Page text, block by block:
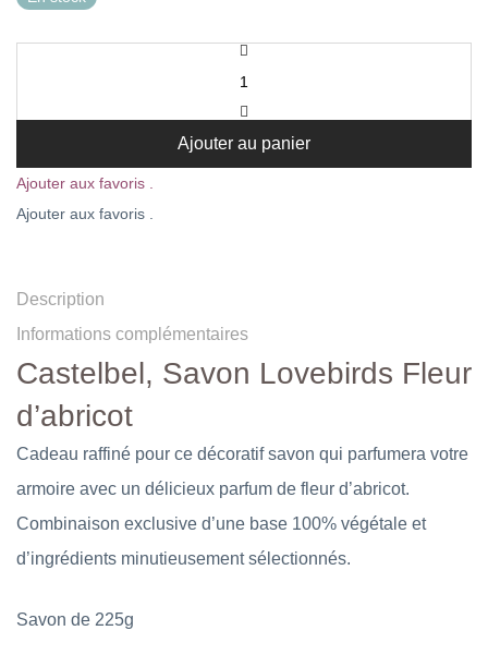
Ajouter au panier
Ajouter aux favoris .
Ajouter aux favoris .
Description
Informations complémentaires
Castelbel, Savon Lovebirds Fleur
d’abricot
Cadeau raffiné pour ce décoratif savon qui parfumera votre
armoire avec un délicieux parfum de fleur d’abricot.
Combinaison exclusive d’une base 100% végétale et
d’ingrédients minutieusement sélectionnés.
Savon de 225g